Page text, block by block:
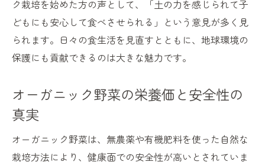
ク栽培を始めた方の声として、「土の力を感じられて子
どもにも安心して食べさせられる」という意見が多く見
られます。日々の食生活を見直すとともに、地球環境の
保護にも貢献できるのは大きな魅力です。
オーガニック野菜の栄養価と安全性の
真実
オーガニック野菜は、無農薬や有機肥料を使った自然な
栽培方法により、健康面での安全性が高いとされていま